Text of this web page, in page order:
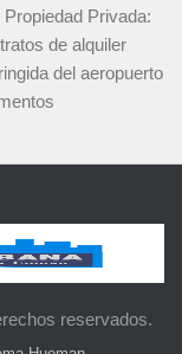
Privada:
de alquiler
del aeropuerto
reservados.